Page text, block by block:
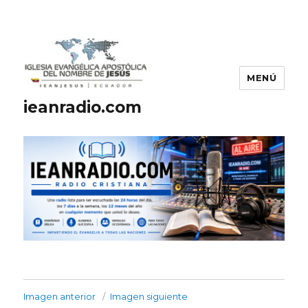
ieanradio.com
MENÚ
Imagen anterior Imagen siguiente